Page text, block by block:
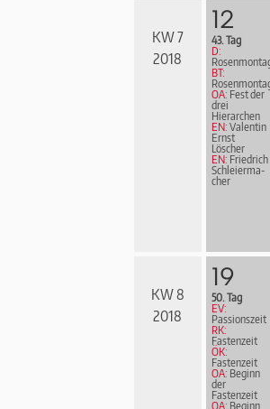
KW 7
2018
12
43. Tag
D:
BT:
OA: Fest der
drei
Hierarchen
EN: Valentin
Ernst
Löscher
EN: Friedrich
Schleier­ma­
cher
KW 8
2018
19
50. Tag
EV:
Passionszeit
RK:
Fastenzeit
ÖK:
Fastenzeit
OA: Beginn
der
Fastenzeit
OA: Beginn